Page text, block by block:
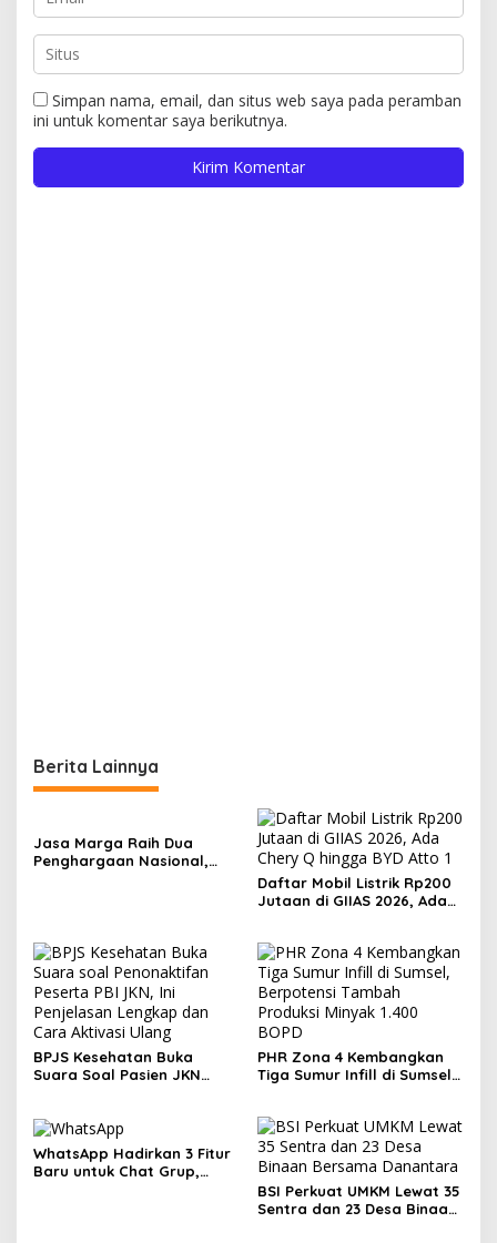
Simpan nama, email, dan situs web saya pada peramban
ini untuk komentar saya berikutnya.
Berita Lainnya
Jasa Marga Raih Dua
Penghargaan Nasional,
Daftar Mobil Listrik Rp200
Jutaan di GIIAS 2026, Ada
BPJS Kesehatan Buka
Suara Soal Pasien JKN
Berhak Dilayani
PHR Zona 4 Kembangkan
Tiga Sumur Infill di Sumsel,
WhatsApp Hadirkan 3 Fitur
Baru untuk Chat Grup,
BSI Perkuat UMKM Lewat 35
Sentra dan 23 Desa Binaan